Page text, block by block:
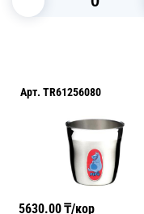
Арт. TR61256080
5630.00₸/кор